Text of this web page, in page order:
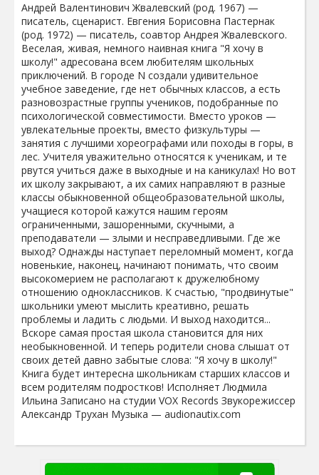
Андрей Валентинович Жвалевский (род. 1967) —
писатель, сценарист. Евгения Борисовна Пастернак
(род. 1972) — писатель, соавтор Андрея Жвалевского.
Веселая, живая, немного наивная книга "Я хочу в
школу!" адресована всем любителям школьных
приключений. В городе N создали удивительное
учебное заведение, где нет обычных классов, а есть
разновозрастные группы учеников, подобранные по
психологической совместимости. Вместо уроков —
увлекательные проекты, вместо физкультуры —
занятия с лучшими хореографами или походы в горы, в
лес. Учителя уважительно относятся к ученикам, и те
рвутся учиться даже в выходные и на каникулах! Но вот
их школу закрывают, а их самих направляют в разные
классы обыкновенной общеобразовательной школы,
учащиеся которой кажутся нашим героям
ограниченными, зашоренными, скучными, а
преподаватели — злыми и несправедливыми. Где же
выход? Однажды наступает переломный момент, когда
новенькие, наконец, начинают понимать, что своим
высокомерием не располагают к дружелюбному
отношению одноклассников. К счастью, "продвинутые"
школьники умеют мыслить креативно, решать
проблемы и ладить с людьми. И выход находится...
Вскоре самая простая школа становится для них
необыкновенной. И теперь родители снова слышат от
своих детей давно забытые слова: "Я хочу в школу!"
Книга будет интересна школьникам старших классов и
всем родителям подростков! Исполняет Людмила
Ильина Записано на студии VOX Records Звукорежиссер
Александр Трухан Музыка — audionautix.com